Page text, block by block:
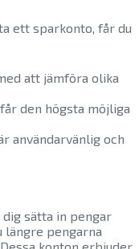
ett sparkonto, får du
att jämföra olika
den högsta möjliga
användarvänlig och
sätta in pengar
längre pengarna
konton erbjuder